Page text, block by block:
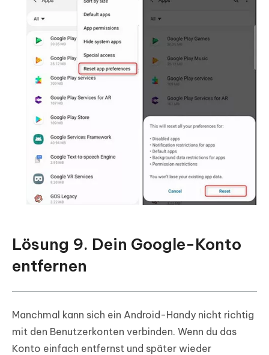
Lösung 9. Dein Google-Konto
entfernen
Manchmal kann sich ein Android-Handy nicht richtig
mit den Benutzerkonten verbinden. Wenn du das
Konto einfach entfernst und später wieder